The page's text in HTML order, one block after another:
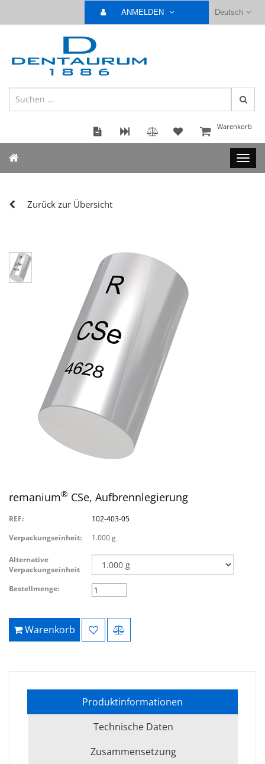
Deutsch
ANMELDEN
Warenkorb
Zurück zur Übersicht
remanium® CSe, Aufbrennlegierung
REF:
102-403-05
Verpackungseinheit:
1.000 g
Alternative
Verpackungseinheit
Bestellmenge:
Warenkorb
Produktinformationen
Technische Daten
Zusammensetzung